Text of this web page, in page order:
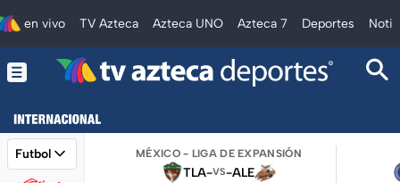
en vivo TV Azteca Azteca UNO Azteca 7 Deportes
Futbol MÉXICO - LIGA DE EXPANSIÓN
TLA-VS-ALE